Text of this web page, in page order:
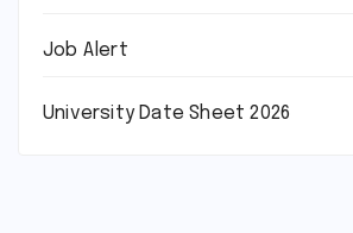
Job Alert
University Date Sheet 2026